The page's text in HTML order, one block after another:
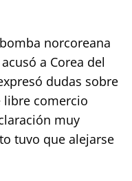
norcoreana
a Corea del
dudas sobre
libre comercio
muy
tuvo que alejarse